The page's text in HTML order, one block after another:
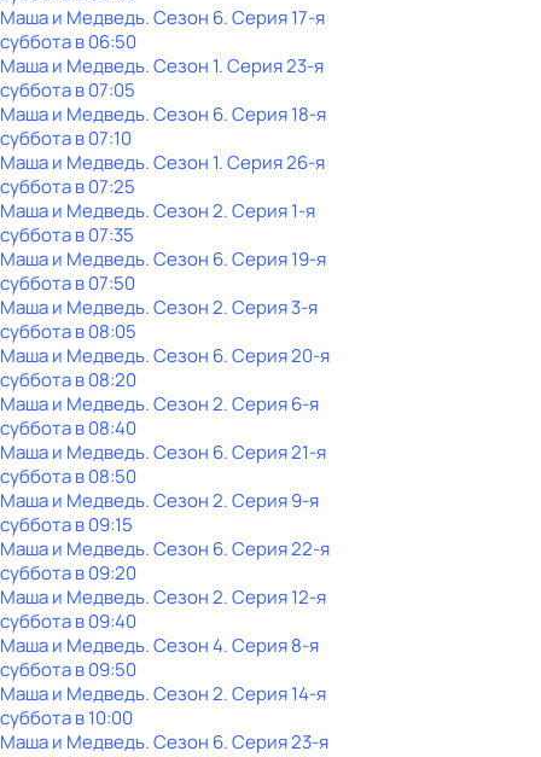
Маша и Медведь. Сезон 6. Серия 17-я
субботав06:50
Маша и Медведь. Сезон 1. Серия 23-я
субботав07:05
Маша и Медведь. Сезон 6. Серия 18-я
субботав07:10
Маша и Медведь. Сезон 1. Серия 26-я
субботав07:25
Маша и Медведь. Сезон 2. Серия 1-я
субботав07:35
Маша и Медведь. Сезон 6. Серия 19-я
субботав07:50
Маша и Медведь. Сезон 2. Серия 3-я
субботав08:05
Маша и Медведь. Сезон 6. Серия 20-я
субботав08:20
Маша и Медведь. Сезон 2. Серия 6-я
субботав08:40
Маша и Медведь. Сезон 6. Серия 21-я
субботав08:50
Маша и Медведь. Сезон 2. Серия 9-я
субботав09:15
Маша и Медведь. Сезон 6. Серия 22-я
субботав09:20
Маша и Медведь. Сезон 2. Серия 12-я
субботав09:40
Маша и Медведь. Сезон 4. Серия 8-я
субботав09:50
Маша и Медведь. Сезон 2. Серия 14-я
субботав10:00
Маша и Медведь. Сезон 6. Серия 23-я